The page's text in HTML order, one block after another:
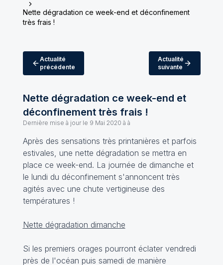
Nette dégradation ce week-end et déconfinement
très frais !
Actualité
précédente
Actualité
suivante
Nette dégradation ce week-end et
déconfinement très frais !
Dernière mise à jour le 9 Mai 2020 à à
Après des sensations très printanières et parfois
estivales, une nette dégradation se mettra en
place ce week-end. La journée de dimanche et
le lundi du déconfinement s'annoncent très
agités avec une chute vertigineuse des
températures !
Nette dégradation dimanche
Si les premiers orages pourront éclater vendredi
près de l'océan puis samedi de manière